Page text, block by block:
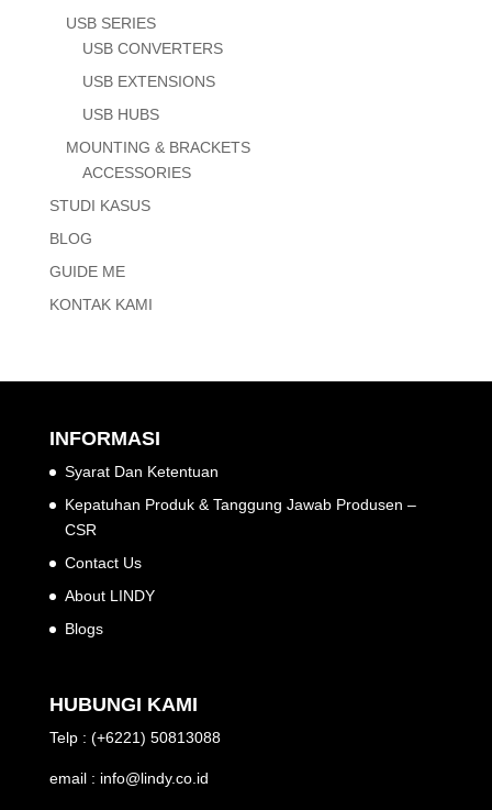
USB SERIES
USB CONVERTERS
USB EXTENSIONS
USB HUBS
MOUNTING & BRACKETS
ACCESSORIES
STUDI KASUS
BLOG
GUIDE ME
KONTAK KAMI
INFORMASI
Syarat Dan Ketentuan
Kepatuhan Produk & Tanggung Jawab Produsen –
CSR
Contact Us
About LINDY
Blogs
HUBUNGI KAMI
Telp : (+6221) 50813088
email : info@lindy.co.id